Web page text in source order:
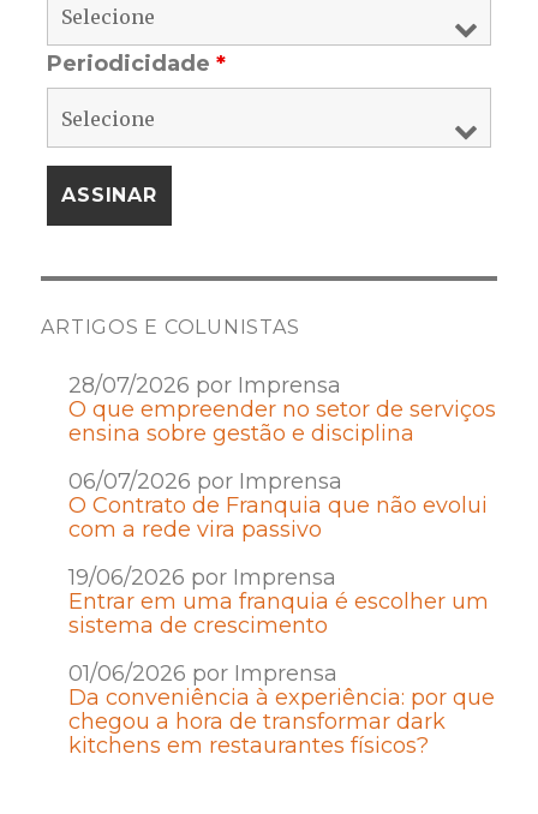
Periodicidade*
ARTIGOS E COLUNISTAS
28/07/2026 por Imprensa
O que empreender no setor de serviços
ensina sobre gestão e disciplina
06/07/2026 por Imprensa
O Contrato de Franquia que não evolui
com a rede vira passivo
19/06/2026 por Imprensa
Entrar em uma franquia é escolher um
sistema de crescimento
01/06/2026 por Imprensa
Da conveniência à experiência: por que
chegou a hora de transformar dark
kitchens em restaurantes físicos?